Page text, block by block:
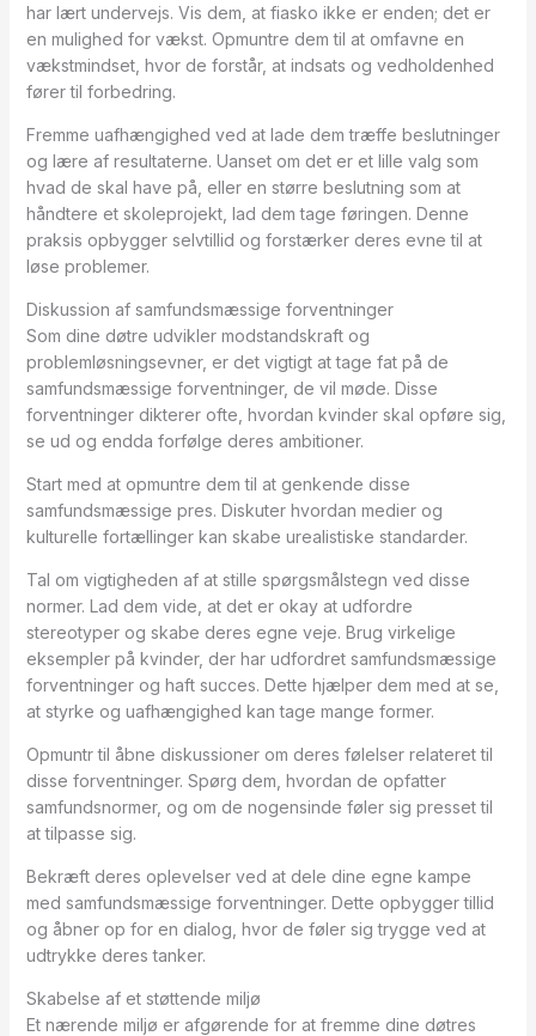
har lært undervejs. Vis dem, at fiasko ikke er enden; det er
en mulighed for vækst. Opmuntre dem til at omfavne en
vækstmindset, hvor de forstår, at indsats og vedholdenhed
fører til forbedring.
Fremme uafhængighed ved at lade dem træffe beslutninger
og lære af resultaterne. Uanset om det er et lille valg som
hvad de skal have på, eller en større beslutning som at
håndtere et skoleprojekt, lad dem tage føringen. Denne
praksis opbygger selvtillid og forstærker deres evne til at
løse problemer.
Diskussion af samfundsmæssige forventninger
Som dine døtre udvikler modstandskraft og
problemløsningsevner, er det vigtigt at tage fat på de
samfundsmæssige forventninger, de vil møde. Disse
forventninger dikterer ofte, hvordan kvinder skal opføre sig,
se ud og endda forfølge deres ambitioner.
Start med at opmuntre dem til at genkende disse
samfundsmæssige pres. Diskuter hvordan medier og
kulturelle fortællinger kan skabe urealistiske standarder.
Tal om vigtigheden af at stille spørgsmålstegn ved disse
normer. Lad dem vide, at det er okay at udfordre
stereotyper og skabe deres egne veje. Brug virkelige
eksempler på kvinder, der har udfordret samfundsmæssige
forventninger og haft succes. Dette hjælper dem med at se,
at styrke og uafhængighed kan tage mange former.
Opmuntr til åbne diskussioner om deres følelser relateret til
disse forventninger. Spørg dem, hvordan de opfatter
samfundsnormer, og om de nogensinde føler sig presset til
at tilpasse sig.
Bekræft deres oplevelser ved at dele dine egne kampe
med samfundsmæssige forventninger. Dette opbygger tillid
og åbner op for en dialog, hvor de føler sig trygge ved at
udtrykke deres tanker.
Skabelse af et støttende miljø
Et nærende miljø er afgørende for at fremme dine døtres